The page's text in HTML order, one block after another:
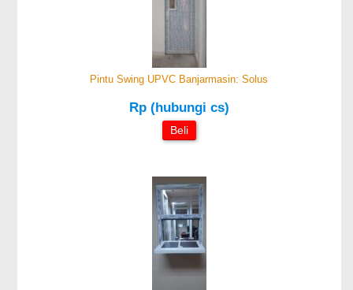
Pintu Swing UPVC Banjarmasin: Solus
Rp (hubungi cs)
Beli